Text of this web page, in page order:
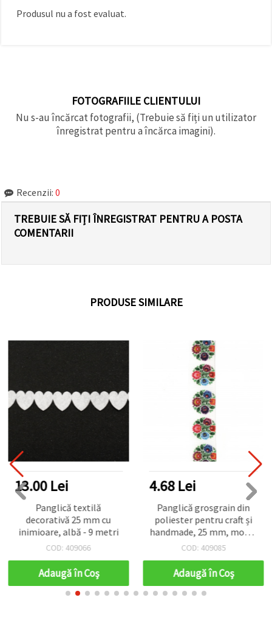
toate!
Produsul nu a fost evaluat.
FOTOGRAFIILE CLIENTULUI
Nu s-au încărcat fotografii, (Trebuie să fiți un utilizator
înregistrat pentru a încărca imagini).
Recenzii: 0
TREBUIE SĂ FIȚI ÎNREGISTRAT PENTRU A POSTA
COMENTARII
PRODUSE SIMILARE
13.00 Lei
Panglică textilă
decorativă 25 mm cu
inimioare, albă - 9 metri
COD: 409066
Adaugă în Coş
4.68 Lei
Panglică grosgrain din
poliester pentru craft și
handmade, 25 mm, model
floral – 3 m
COD: 409085
Adaugă în Coş